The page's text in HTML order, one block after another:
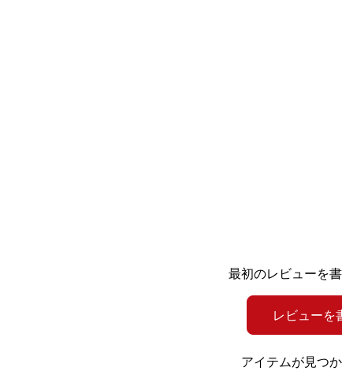
最初のレビューを
レビューを
アイテムが見つ